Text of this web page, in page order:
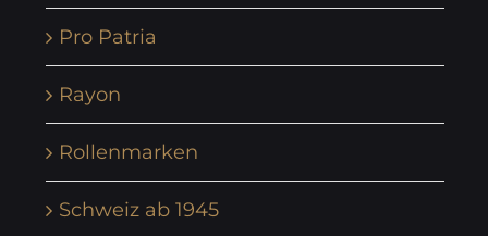
Pro Patria
Rayon
Rollenmarken
Schweiz ab 1945